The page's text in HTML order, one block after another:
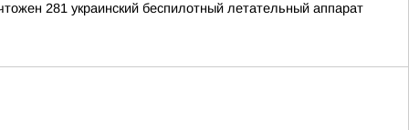
281 украинский беспилотный летательный аппарат